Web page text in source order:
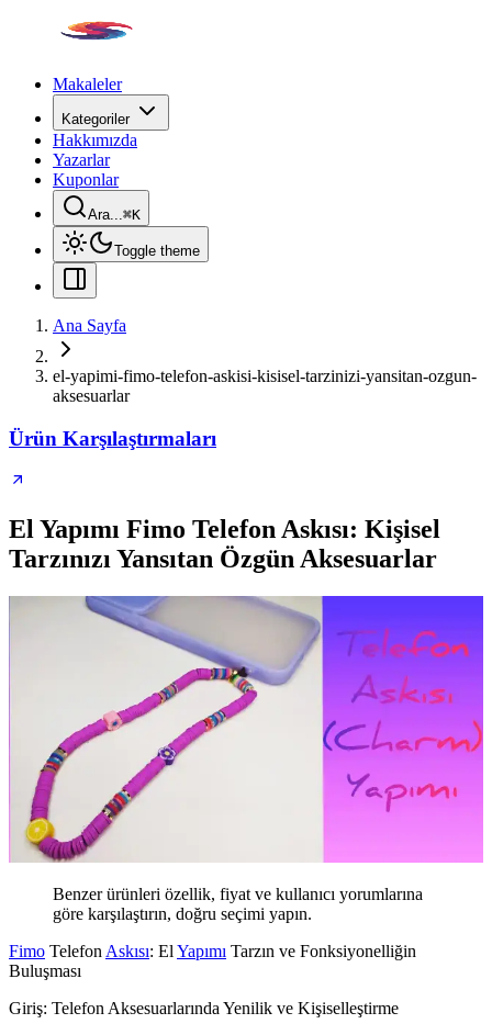
Makaleler
Kategoriler
Hakkımızda
Yazarlar
Kuponlar
Ara...⌘K
Toggle theme
Ana Sayfa
el-yapimi-fimo-telefon-askisi-kisisel-tarzinizi-yansitan-ozgun-
aksesuarlar
Ürün Karşılaştırmaları
El Yapımı Fimo Telefon Askısı: Kişisel
Tarzınızı Yansıtan Özgün Aksesuarlar
Benzer ürünleri özellik, fiyat ve kullanıcı yorumlarına
göre karşılaştırın, doğru seçimi yapın.
Fimo Telefon Askısı: El Yapımı Tarzın ve Fonksiyonelliğin
Buluşması
Giriş: Telefon Aksesuarlarında Yenilik ve Kişiselleştirme